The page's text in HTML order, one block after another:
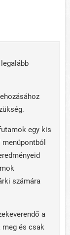
egy kis
számára
a
meg és csak